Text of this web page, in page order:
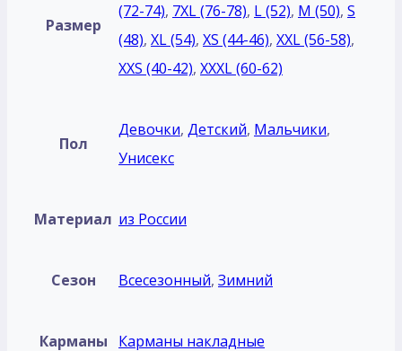
Размер
(72-74), 7XL (76-78), L (52), M (50), S
(48), XL (54), XS (44-46), XXL (56-58),
XXS (40-42), XXXL (60-62)
Пол
Девочки, Детский, Мальчики,
Унисекс
Материал из России
Сезон Всесезонный, Зимний
Карманы Карманы накладные